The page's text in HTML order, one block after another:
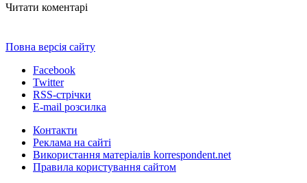
Читати коментарі
Повна версія сайту
Facebook
Twitter
RSS-стрічки
E-mail розсилка
Контакти
Реклама на сайті
Використання матеріалів korrespondent.net
Правила користування сайтом